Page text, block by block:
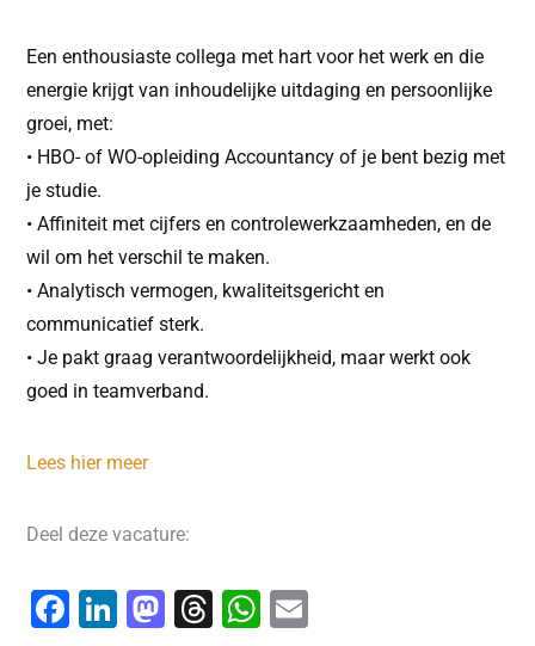
Een enthousiaste collega met hart voor het werk en die
energie krijgt van inhoudelijke uitdaging en persoonlijke
groei, met:
• HBO- of WO-opleiding Accountancy of je bent bezig met
je studie.
• Affiniteit met cijfers en controlewerkzaamheden, en de
wil om het verschil te maken.
• Analytisch vermogen, kwaliteitsgericht en
communicatief sterk.
• Je pakt graag verantwoordelijkheid, maar werkt ook
goed in teamverband.
Lees hier meer
Deel deze vacature:
F
Li M T
W